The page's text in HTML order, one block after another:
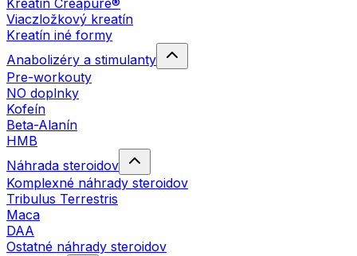
Kreatín Creapure®
Viaczložkový kreatín
Kreatín iné formy
Anabolizéry a stimulanty
Pre-workouty
NO doplnky
Kofeín
Beta-Alanín
HMB
Náhrada steroidov
Komplexné náhrady steroidov
Tribulus Terrestris
Maca
DAA
Ostatné náhrady steroidov